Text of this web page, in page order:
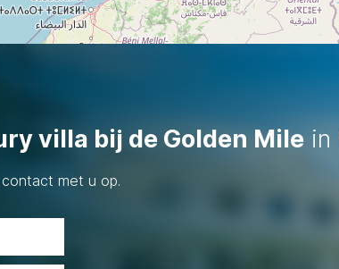
villa bij de Golden Mile in
met u op.